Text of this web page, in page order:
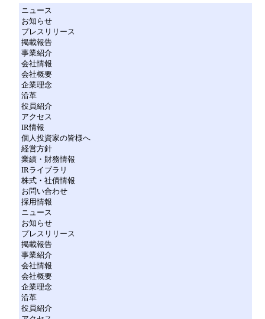
ニュース
お知らせ
プレスリリース
掲載報告
事業紹介
会社情報
会社概要
企業理念
沿革
役員紹介
アクセス
IR情報
個人投資家の皆様へ
経営方針
業績・財務情報
IRライブラリ
株式・社債情報
お問い合わせ
採用情報
ニュース
お知らせ
プレスリリース
掲載報告
事業紹介
会社情報
会社概要
企業理念
沿革
役員紹介